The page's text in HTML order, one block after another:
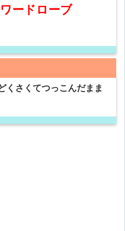
ードローブ
くさくてつっこんだまま